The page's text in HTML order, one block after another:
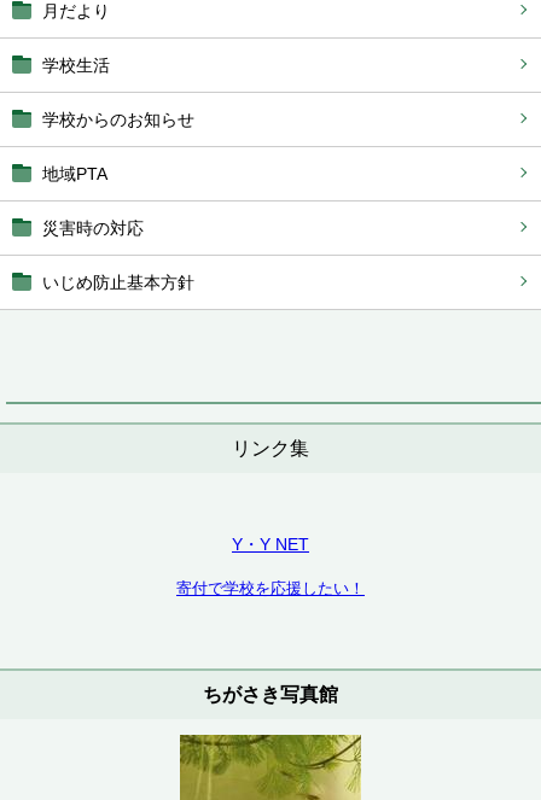
月だより
学校生活
学校からのお知らせ
地域PTA
災害時の対応
いじめ防止基本方針
リンク集
Y・Y NET
寄付で学校を応援したい！
ちがさき写真館